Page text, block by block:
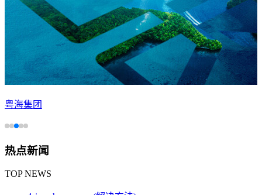
粤海集团
热点新闻
TOP NEWS